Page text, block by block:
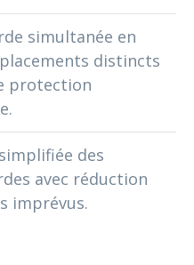
simultanée en
distincts
protection
des
avec réduction
imprévus.